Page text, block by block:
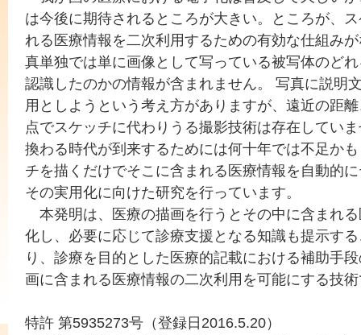
は今後に期待されるところが大きい。ところが、
れる医療情報を二次利用するための有効な仕組み
真単独では単に画像として写っている被写体のど
認識したのかの情報が含まれません。 写真に説明
用としようという考え方がありますが、遠近の距
点でスケッチに代わりうる撮影技術は存在してい
換わる時代が到来するためには何十年では不足か
チを描くだけでそこに含まれる医療情報を自動的
その実用化に向けた研究を行っています。
本発明は、医療の描画を行うとその中に含まれ
化し、必要に応じて診療支援となる知識も提示す
り、診療を目的とした医療的記載における補助手
画に含まれる医療情報の二次利用を可能にする技
特許 第5935273号（登録日2016.5.20）